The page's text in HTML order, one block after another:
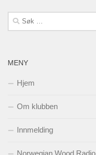
Søk
etter:
MENY
Hjem
Om klubben
Innmelding